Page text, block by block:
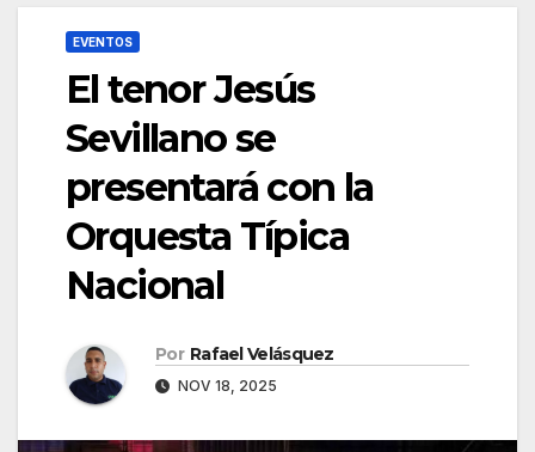
EVENTOS
El tenor Jesús
Sevillano se
presentará con la
Orquesta Típica
Nacional
Por Rafael Velásquez
NOV 18, 2025